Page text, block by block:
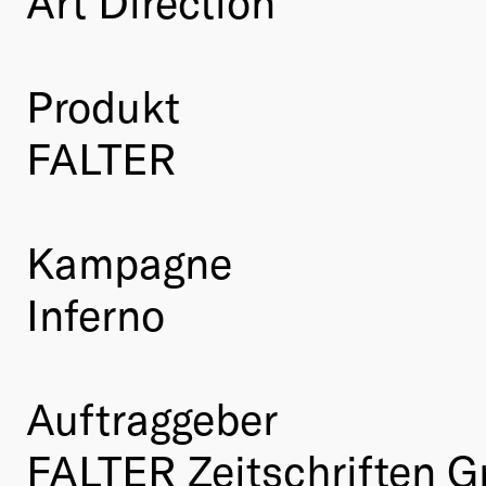
Produkt
FALTER
Kampagne
Inferno
Auftraggeber
FALTER Zeitschriften